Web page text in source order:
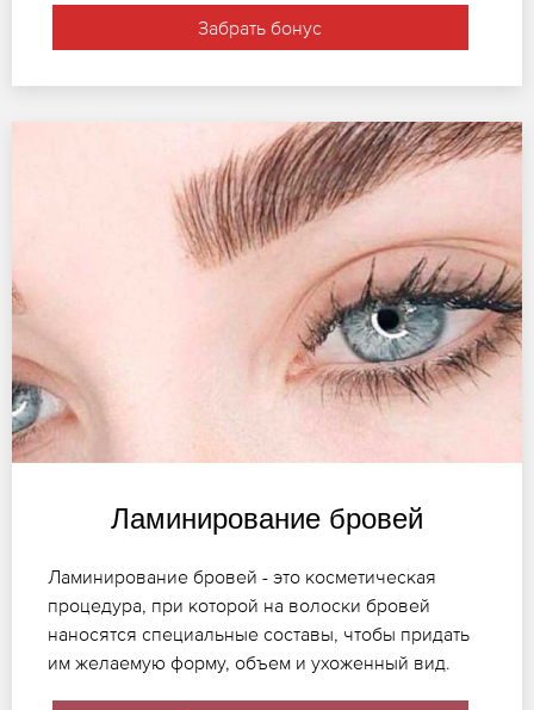
Забрать бонус
Ламинирование бровей
Ламинирование бровей - это косметическая
процедура, при которой на волоски бровей
наносятся специальные составы, чтобы придать
им желаемую форму, объем и ухоженный вид.